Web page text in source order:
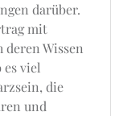
darüber.
mit
Wissen
es viel
die
und